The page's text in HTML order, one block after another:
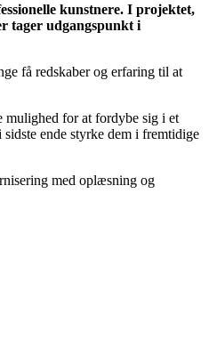
kunstnere. I projektet,
tager udgangspunkt i
få redskaber og erfaring til at
mulighed for at fordybe sig i et
ende styrke dem i fremtidige
med oplæsning og